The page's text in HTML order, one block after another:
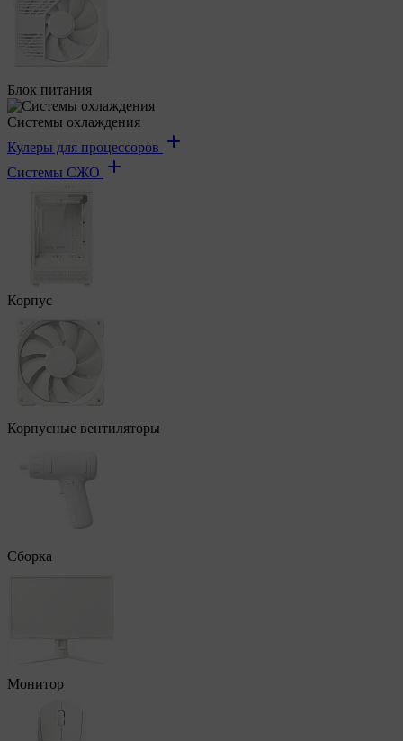
Блок питания
Системы охлаждения
Кулеры для процессоров
Системы СЖО
Корпус
Корпусные вентиляторы
Сборка
Монитор